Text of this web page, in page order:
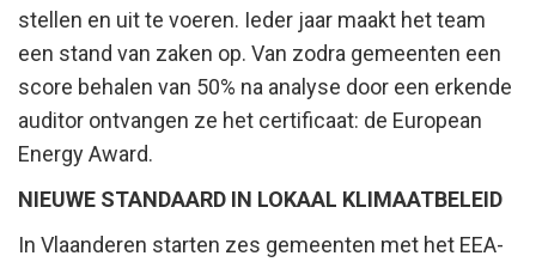
stellen en uit te voeren. Ieder jaar maakt het team
een stand van zaken op. Van zodra gemeenten een
score behalen van 50% na analyse door een erkende
auditor ontvangen ze het certificaat: de European
Energy Award.
NIEUWE STANDAARD IN LOKAAL KLIMAATBELEID
In Vlaanderen starten zes gemeenten met het EEA-